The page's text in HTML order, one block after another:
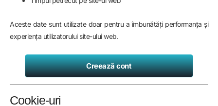
Aceste date sunt utilizate doar pentru a îmbunătăți performanța și
experiența utilizatorului site-ului web.
Creează cont
Cookie-uri